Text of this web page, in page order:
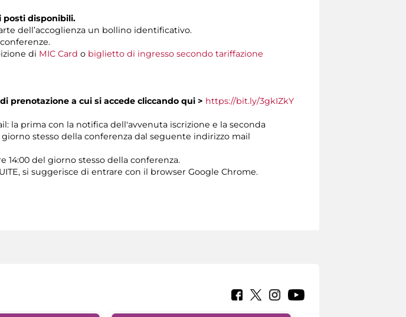
posti disponibili.
dell’accoglienza un bollino identificativo.
di MIC Card o biglietto di ingresso secondo tariffazione
prenotazione a cui si accede cliccando qui > https://bit.ly/3gkIZkY
la prima con la notifica dell'avvenuta iscrizione e la seconda
stesso della conferenza dal seguente indirizzo mail
del giorno stesso della conferenza.
si suggerisce di entrare con il browser Google Chrome.